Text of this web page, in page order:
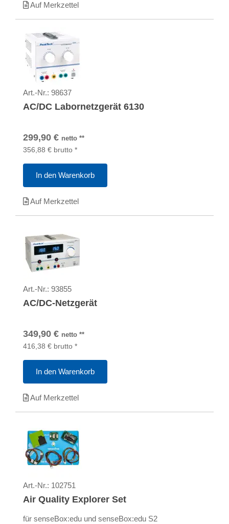
Auf Merkzettel
Art.-Nr.: 98637
AC/DC Labornetzgerät 6130
299,90 € netto **
356,88 € brutto *
In den Warenkorb
Auf Merkzettel
Art.-Nr.: 93855
AC/DC-Netzgerät
349,90 € netto **
416,38 € brutto *
In den Warenkorb
Auf Merkzettel
Art.-Nr.: 102751
Air Quality Explorer Set
für senseBox:edu und senseBox:edu S2